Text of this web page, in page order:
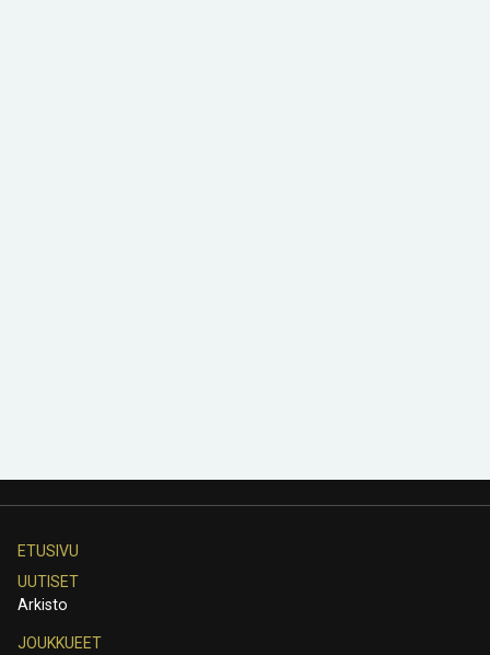
ETUSIVU
UUTISET
Arkisto
JOUKKUEET